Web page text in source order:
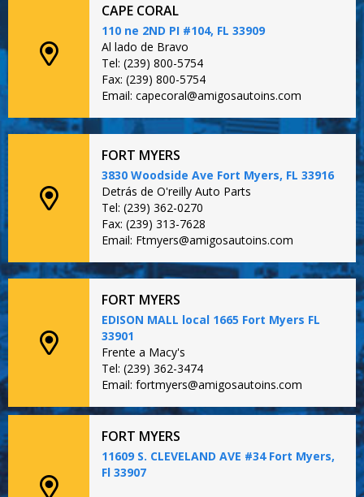
CAPE CORAL
110 ne 2ND PI #104, FL 33909
Al lado de Bravo
Tel: (239) 800-5754
Fax: (239) 800-5754
Email: capecoral@amigosautoins.com
FORT MYERS
3830 Woodside Ave Fort Myers, FL 33916
Detrás de O'reilly Auto Parts
Tel: (239) 362-0270
Fax: (239) 313-7628
Email: Ftmyers@amigosautoins.com
FORT MYERS
EDISON MALL local 1665 Fort Myers FL
33901
Frente a Macy's
Tel: (239) 362-3474
Email: fortmyers@amigosautoins.com
FORT MYERS
11609 S. CLEVELAND AVE #34 Fort Myers,
Fl 33907